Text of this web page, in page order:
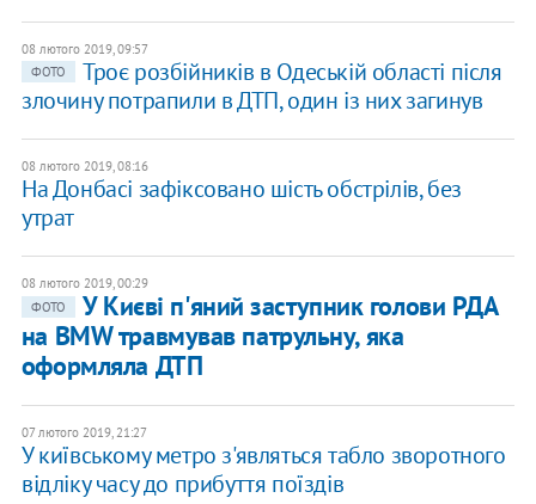
08 лютого 2019, 09:57
ФОТО
Троє розбійників в Одеській області після
злочину потрапили в ДТП, один із них загинув
08 лютого 2019, 08:16
На Донбасі зафіксовано шість обстрілів, без
утрат
08 лютого 2019, 00:29
ФОТО
У Києві п'яний заступник голови РДА
на BMW травмував патрульну, яка
оформляла ДТП
07 лютого 2019, 21:27
У київському метро з'являться табло зворотного
відліку часу до прибуття поїздів